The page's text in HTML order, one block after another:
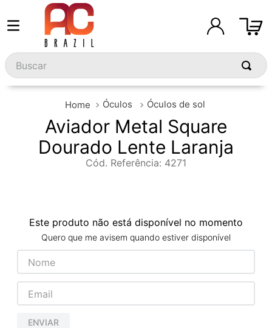
Buscar
Óculos Óculos de sol
Aviador Metal Square
Dourado Lente Laranja
Cód. Referência: 4271
Este produto não está disponível no momento
Quero que me avisem quando estiver disponível
ENVIAR